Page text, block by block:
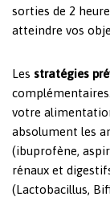
sorties de 2
atteindre vos
Les stratégies
votre
absolument les
(ibuprofène,
rénaux et
(Lactobacillus,